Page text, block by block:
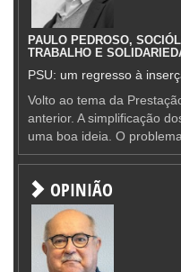
PAULO PEDROSO,
TRABALHO E
PSU: um regresso à
Volto ao tema da
anterior. A simplificação
uma boa ideia. O
OPINIÃO